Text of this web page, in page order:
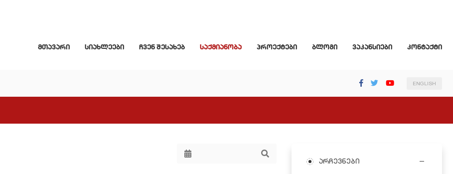
მთავარი სიახლეები ჩვენ შესახებ საქმიანობა პროექტები ბლოგი ვაკანსიები კონტაქტი
ENGLISH
არჩევნები